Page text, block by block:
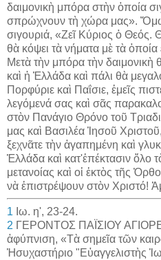
δαιμονικὴ μπόρα στὴν ὁποία
σπρώχνουν τὴ χώρα μας».
σιγουριά, «Ζεῖ Κύριος ὁ Θεός.
θὰ κόψει τὰ νήματα μὲ τὰ
Μετὰ τὴν μπόρα τὴν δαιμονικὴ
καὶ ἡ Ἑλλάδα καὶ πάλι θὰ
Πορφύριε καὶ Παΐσιε, ἐμεῖς
λεγόμενά σας καὶ σᾶς
στὸν Πανάγιο Θρόνο τοῦ
μας καὶ Βασιλέα Ἰησοῦ
ξεχνᾶτε τὴν ἀγαπημένη καὶ
Ἑλλάδα καὶ κατ'ἐπέκτασιν ὅλο
μετανοίας καὶ οἱ ἐκτὸς τῆς
νὰ ἐπιστρέψουν στὸν Χριστό!
1 Ιω. η', 23-24.
2 ΓΕΡΟΝΤΟΣ ΠΑΪΣΙΟΥ
ἀφύπνιση, «Τὰ σημεῖα τῶν
Ἡσυχαστήριο "Εὐαγγελιστὴς